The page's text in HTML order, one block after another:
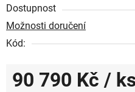
Dostupnost
Možnosti doručení
Kód:
90 790 Kč /